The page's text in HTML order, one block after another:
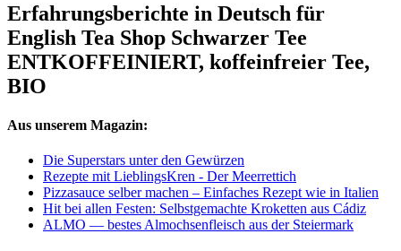
Erfahrungsberichte in Deutsch für
English Tea Shop Schwarzer Tee
ENTKOFFEINIERT, koffeinfreier Tee,
BIO
Aus unserem Magazin:
Die Superstars unter den Gewürzen
Rezepte mit LieblingsKren - Der Meerrettich
Pizzasauce selber machen – Einfaches Rezept wie in Italien
Hit bei allen Festen: Selbstgemachte Kroketten aus Cádiz
ALMO — bestes Almochsenfleisch aus der Steiermark